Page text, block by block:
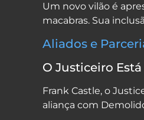
Um novo vilão é
macabras. Sua
Aliados e
O Justiceiro
Frank Castle, o
aliança com